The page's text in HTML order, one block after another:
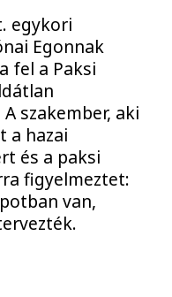
egykori
Egonnak
fel a Paksi
szakember, aki
a hazai
és a paksi
figyelmeztet:
van,